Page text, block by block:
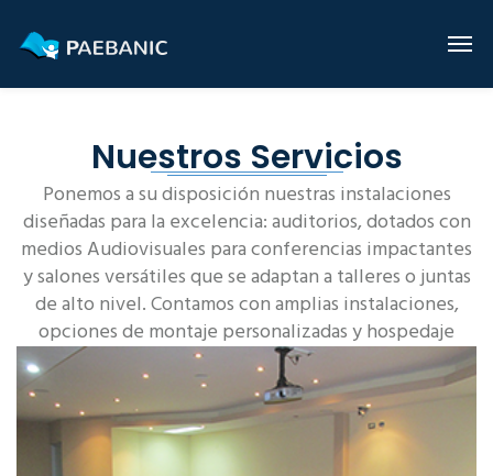
Nuestros Servicios
Ponemos a su disposición nuestras instalaciones
diseñadas para la excelencia: auditorios, dotados con
medios Audiovisuales para conferencias impactantes
y salones versátiles que se adaptan a talleres o juntas
de alto nivel. Contamos con amplias instalaciones,
opciones de montaje personalizadas y hospedaje